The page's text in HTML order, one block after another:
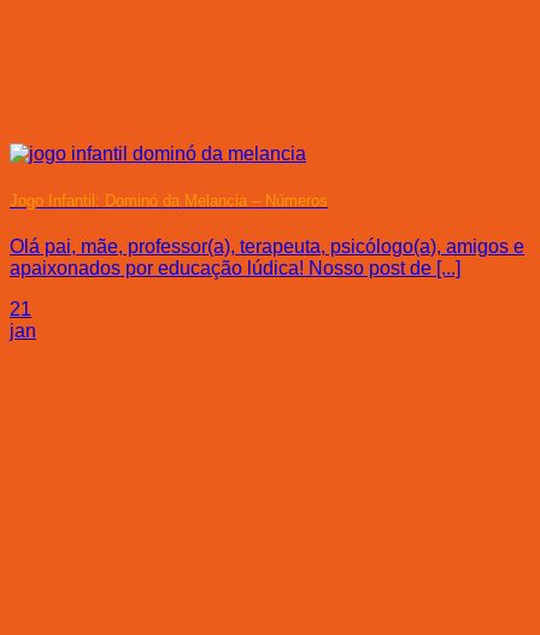
Jogo Infantil: Dominó da Melancia – Números
Olá pai, mãe, professor(a), terapeuta, psicólogo(a), amigos e
apaixonados por educação lúdica! Nosso post de [...]
21
jan